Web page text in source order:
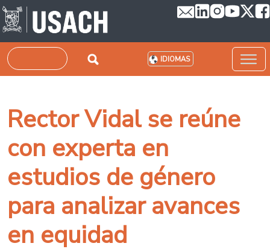
Pasar al contenido principal
Buscar IDIOMAS
Rector Vidal se reúne
con experta en
estudios de género
para analizar avances
en equidad